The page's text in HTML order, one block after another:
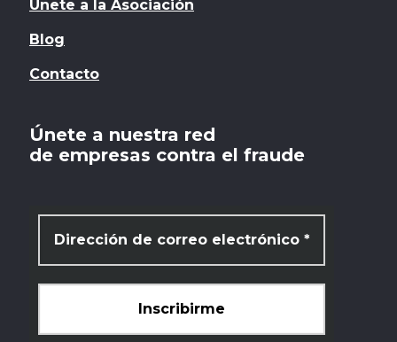
Unete a la Asociación
Blog
Contacto
Únete a nuestra red
de empresas contra el fraude